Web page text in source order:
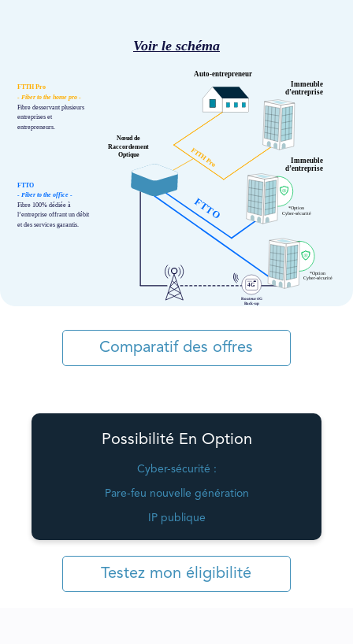
Voir le schéma
Comparatif des offres
Possibilité En Option
Cyber-sécurité :
Pare-feu nouvelle génération
IP publique
Testez mon éligibilité